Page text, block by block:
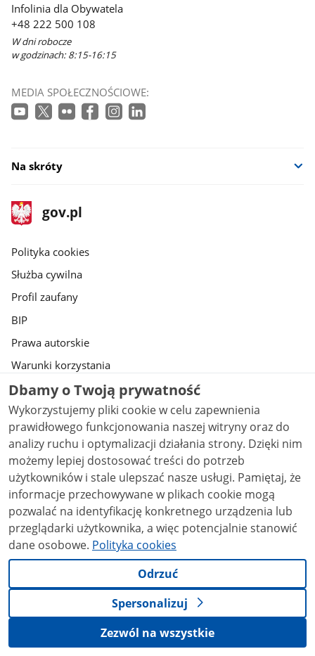
Infolinia dla Obywatela
+48 222 500 108
W dni robocze
w godzinach: 8:15-16:15
MEDIA SPOŁECZNOŚCIOWE:
Na skróty
stopka
gov.pl
Strona
gov.pl
gov.pl
Polityka cookies
Służba cywilna
Profil zaufany
BIP
Prawa autorskie
Warunki korzystania
Geoportal
Deklaracja dostępności serwisu Gov.pl
Ustawienia prywatności
Strony dostępne w domenie www.gov.pl mogą zawierać adresy skrzynek
mailowych. Użytkownik korzystający z odnośnika będącego adresem e-
mail zgadza się na przetwarzanie jego danych (adres e-mail oraz
dobrowolnie podanych danych w wiadomości) w celu przesłania
odpowiedzi na przesłane pytania. Szczegóły przetwarzania danych przez
każdą z jednostek znajdują się w ich politykach przetwarzania danych
osobowych.
Treści tekstowe publikowane w serwisie (z
na licencji typu Creative Commons: uznanie autorstwa
- na tych samych warunkach 4.0 (CC BY-SA 4.0).
Materiały audiowizualne, w tym zdjęcia, materiały
Creative Commons: uznanie autorstwa użycie
niekomercyjne - bez utworów zależnych 4.0 (CC BY-
Dbamy o Twoją prywatność
Wykorzystujemy pliki cookie w celu zapewnienia
prawidłowego funkcjonowania naszej witryny oraz do
analizy ruchu i optymalizacji działania strony. Dzięki nim
możemy lepiej dostosować treści do potrzeb
użytkowników i stale ulepszać nasze usługi. Pamiętaj, że
informacje przechowywane w plikach cookie mogą
pozwalać na identyfikację konkretnego urządzenia lub
przeglądarki użytkownika, a więc potencjalnie stanowić
dane osobowe. Polityka cookies
Odrzuć
Spersonalizuj
Zezwól na wszystkie